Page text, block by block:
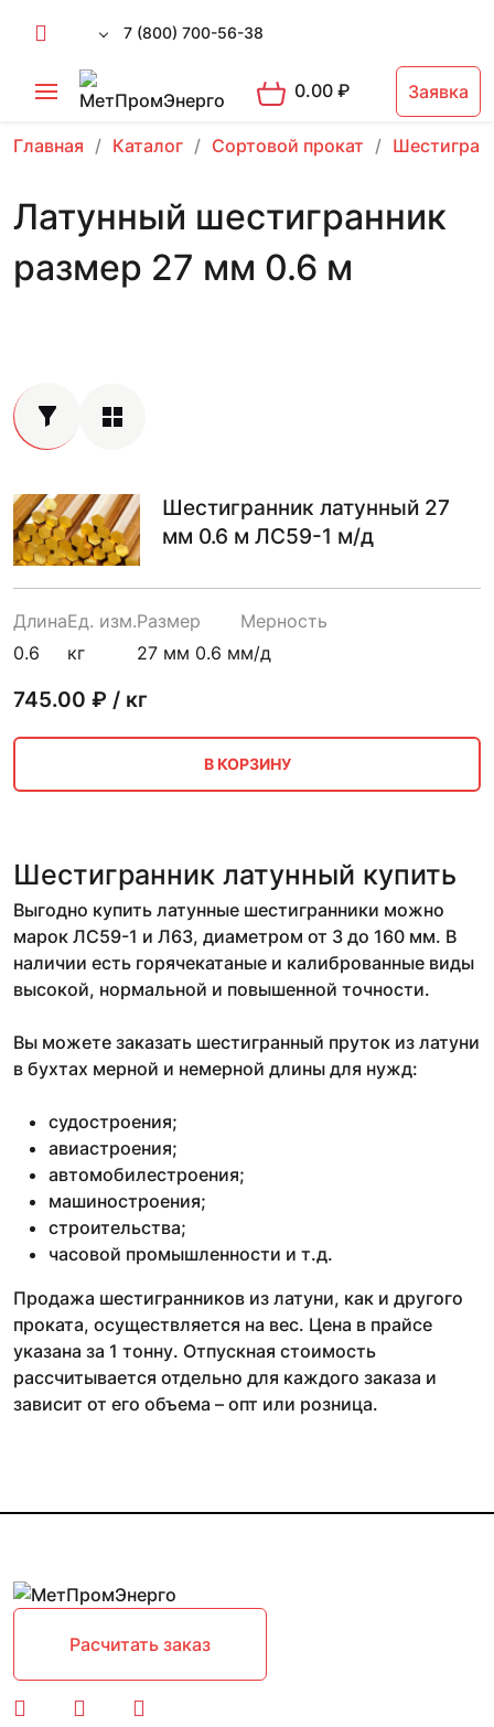
7 (800) 700-56-38
0.00₽ Заявка
Главная Каталог Сортовой прокат
Латунный шестигранник
размер 27 мм 0.6 м
Шестигранник латунный 27
мм 0.6 м ЛС59-1 м/д
Длина
0.6
Ед. изм.
кг
Размер
27 мм 0.6 м
Мерность
м/д
745.00 ₽ / кг
В КОРЗИНУ
Шестигранник латунный купить
Выгодно купить латунные шестигранники можно
марок ЛС59-1 и Л63, диаметром от 3 до 160 мм. В
наличии есть горячекатаные и калиброванные виды
высокой, нормальной и повышенной точности.
Вы можете заказать шестигранный пруток из латуни
в бухтах мерной и немерной длины для нужд:
судостроения;
авиастроения;
автомобилестроения;
машиностроения;
строительства;
часовой промышленности и т.д.
Продажа шестигранников из латуни, как и другого
проката, осуществляется на вес. Цена в прайсе
указана за 1 тонну. Отпускная стоимость
рассчитывается отдельно для каждого заказа и
зависит от его объема – опт или розница.
Расчитать заказ